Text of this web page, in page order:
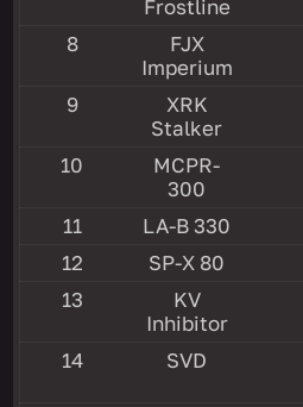
Frostline
8
FJX
Imperium
9
XRK
Stalker
10
MCPR-
300
11 LA-B 330
12
SP-X 80
13
KV
Inhibitor
14
SVD